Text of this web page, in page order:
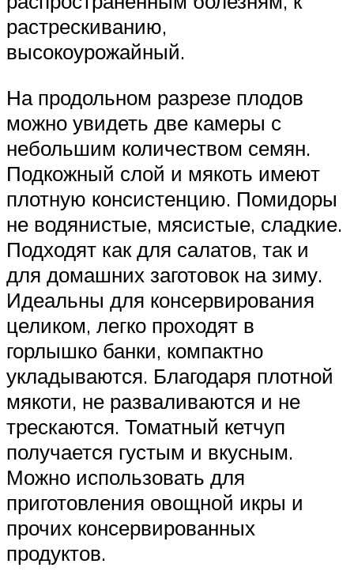
растрескиванию,
высокоурожайный.
На продольном разрезе плодов
можно увидеть две камеры с
небольшим количеством семян.
Подкожный слой и мякоть имеют
плотную консистенцию. Помидоры
не водянистые, мясистые, сладкие.
Подходят как для салатов, так и
для домашних заготовок на зиму.
Идеальны для консервирования
целиком, легко проходят в
горлышко банки, компактно
укладываются. Благодаря плотной
мякоти, не разваливаются и не
трескаются. Томатный кетчуп
получается густым и вкусным.
Можно использовать для
приготовления овощной икры и
прочих консервированных
продуктов.